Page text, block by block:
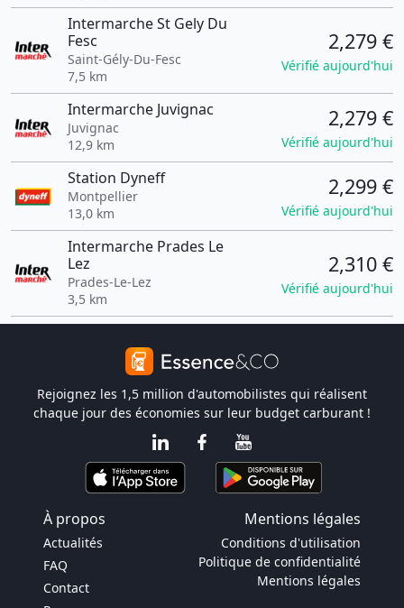
Intermarche St Gely Du
Fesc
Saint-Gély-Du-Fesc
7,5 km
2,279 €
Vérifié aujourd'hui
Intermarche Juvignac
Juvignac
12,9 km
2,279 €
Vérifié aujourd'hui
Station Dyneff
Montpellier
13,0 km
2,299 €
Vérifié aujourd'hui
Intermarche Prades Le
Lez
Prades-Le-Lez
3,5 km
2,310 €
Vérifié aujourd'hui
Rejoignez les 1,5 million d'automobilistes qui réalisent
chaque jour des économies sur leur budget carburant !
À propos Mentions légales
Actualités
FAQ
Contact
Conditions d'utilisation
Politique de confidentialité
Mentions légales